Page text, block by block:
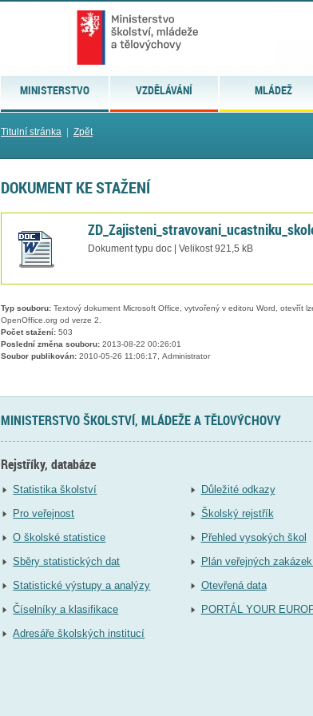
MINISTERSTVO VZDĚLÁVÁNÍ MLÁDEŽ
Titulní stránka Zpět
DOKUMENT KE STAŽENÍ
Dokument typu doc | Velikost 921,5 kB
Typ souboru: Textový dokument Microsoft Office, vytvořený v editoru Word, otevřít
OpenOffice.org od verze 2.
Počet stažení: 503
Poslední změna souboru: 2013-08-22 00:26:01
Soubor publikován: 2010-05-26 11:06:17, Administrator
MINISTERSTVO ŠKOLSTVÍ, MLÁDEŽE A TĚLOVÝCHOVY
Rejstříky, databáze
Statistika školství
Pro veřejnost
O školské statistice
Sběry statistických dat
Statistické výstupy a analýzy
Číselníky a klasifikace
Adresáře školských institucí
Důležité odkazy
Školský rejstřík
Přehled vysokých škol
Plán veřejných
Otevřená data
PORTÁL YOUR